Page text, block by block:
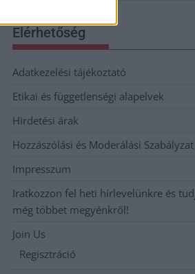
Elérhetőség
Adatkezelési tájékoztató
Etikai és függetlenségi alapelvek
Hirdetési árak
Hozzászólási és Moderálási Szabályzat
Impresszum
Iratkozzon fel heti hírlevelünkre és
még többet megyénkről!
Join Us
Regisztráció